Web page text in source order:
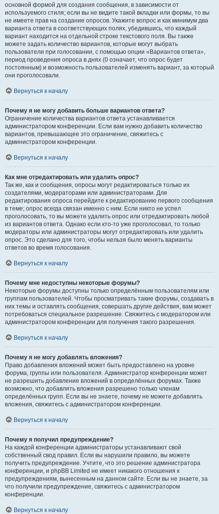
основной формой для создания сообщения, в зависимости от
используемого стиля; если вы не видите такой вкладки или формы, то вы
не имеете прав на создание опросов. Укажите вопрос и как минимум два
варианта ответа в соответствующих полях, убедившись, что каждый
вариант находится на отдельной строке текстового поля. Вы также
можете задать количество вариантов, которые могут выбрать
пользователи при голосовании, с помощью опции «Вариантов ответа»,
период проведения опроса в днях (0 означает, что опрос будет
постоянным) и возможность пользователей изменять вариант, за который
они проголосовали.
Вернуться к началу
Почему я не могу добавить больше вариантов ответа?
Ограничение количества вариантов ответа устанавливается
администратором конференции. Если вам нужно добавить количество
вариантов, превышающее это ограничение, свяжитесь с
администратором конференции.
Вернуться к началу
Как мне отредактировать или удалить опрос?
Так же, как и сообщения, опросы могут редактироваться только их
создателями, модераторами или администраторами. Для
редактирования опроса перейдите к редактированию первого сообщения
в теме; опрос всегда связан именно с ним. Если никто не успел
проголосовать, то вы можете удалить опрос или отредактировать любой
из вариантов ответа. Однако если кто-то уже проголосовал, то только
модераторы или администраторы могут отредактировать или удалить
опрос. Это сделано для того, чтобы нельзя было менять варианты
ответов во время голосования.
Вернуться к началу
Почему мне недоступны некоторые форумы?
Некоторые форумы доступны только определённым пользователям или
группам пользователей. Чтобы просматривать такие форумы, создавать в
них темы и оставлять сообщения, совершать другие действия, вам может
потребоваться специальное разрешение. Свяжитесь с модератором или
администратором конференции для получения такого разрешения.
Вернуться к началу
Почему я не могу добавлять вложения?
Право добавления вложений может быть предоставлено на уровне
форума, группы или пользователя. Администратор конференции может
не разрешить добавление вложений в определённых форумах. Также
возможно, что добавлять вложения разрешено только членам
определённых групп. Если вы не знаете, почему не можете добавлять
вложения, свяжитесь с администратором конференции.
Вернуться к началу
Почему я получил предупреждение?
На каждой конференции администраторы устанавливают свой
собственный свод правил. Если вы нарушили правило, вы можете
получить предупреждение. Учтите, что это решение администратора
конференции, и phpBB Limited не имеет никакого отношения к
предупреждениям, вынесенным на данном сайте. Если вы не знаете, за
что получили предупреждение, свяжитесь с администратором
конференции.
Вернуться к началу